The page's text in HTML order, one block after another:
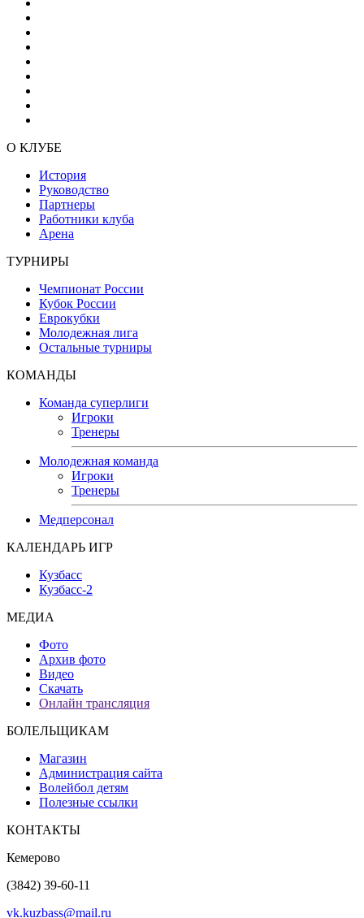
О КЛУБЕ
История
Руководство
Партнеры
Работники клуба
Арена
ТУРНИРЫ
Чемпионат России
Кубок России
Еврокубки
Молодежная лига
Остальные турниры
КОМАНДЫ
Команда суперлиги
Игроки
Тренеры
Молодежная команда
Игроки
Тренеры
Медперсонал
КАЛЕНДАРЬ ИГР
Кузбасс
Кузбасс-2
МЕДИА
Фото
Архив фото
Видео
Скачать
Онлайн трансляция
БОЛЕЛЬЩИКАМ
Магазин
Администрация сайта
Волейбол детям
Полезные ссылки
КОНТАКТЫ
Кемерово
(3842) 39-60-11
vk.kuzbass@mail.ru